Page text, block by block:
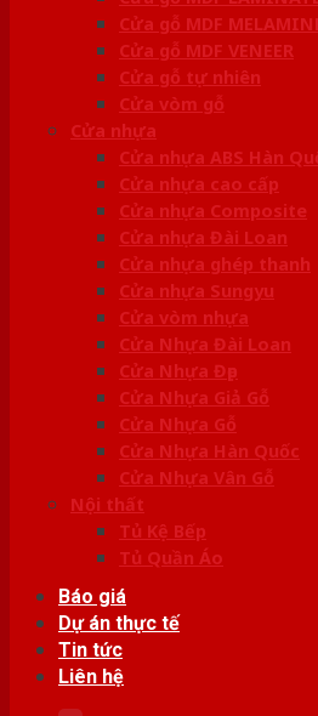
Cửa gỗ MDF
Cửa gỗ MDF VENEER
Cửa gỗ tự nhiên
Cửa vòm gỗ
Cửa nhựa
Cửa nhựa ABS Hàn
Cửa nhựa cao cấp
Cửa nhựa Composite
Cửa nhựa Đài Loan
Cửa nhựa ghép thanh
Cửa nhựa Sungyu
Cửa vòm nhựa
Cửa Nhựa Đài Loan
Cửa Nhựa Đẹp
Cửa Nhựa Giả Gỗ
Cửa Nhựa Gỗ
Cửa Nhựa Hàn Quốc
Cửa Nhựa Vân Gỗ
Nội thất
Tủ Kệ Bếp
Tủ Quần Áo
Báo giá
Dự án thực tế
Tin tức
Liên hệ